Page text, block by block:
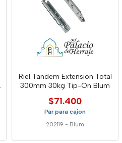
Riel Tandem Extension Total
300mm 30kg Tip-On Blum
$71.400
Par para cajon
202119 - Blum